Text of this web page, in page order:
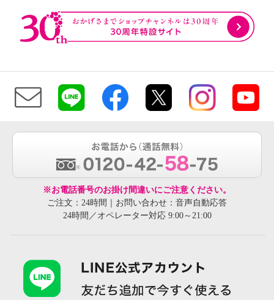
※お電話番号のお掛け間違いにご注意ください。
ご注文：24時間｜お問い合わせ：音声自動応答
24時間／オペレーター対応 9:00～21:00